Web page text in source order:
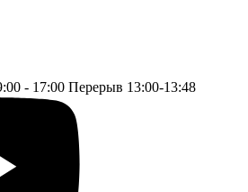
- 17:00 Перерыв 13:00-13:48